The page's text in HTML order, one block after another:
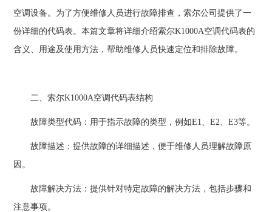
空调设备。为了方便维修人员进行故障排查，索尔公司提供了一
份详细的代码表。本篇文章将详细介绍索尔K1000A空调代码表的
含义、用途及使用方法，帮助维修人员快速定位和排除故障。
二、索尔K1000A空调代码表结构
故障类型代码：用于指示故障的类型，例如E1、E2、E3等。
故障描述：提供故障的详细描述，便于维修人员理解故障原
因。
故障解决方法：提供针对特定故障的解决方法，包括步骤和
注意事项。